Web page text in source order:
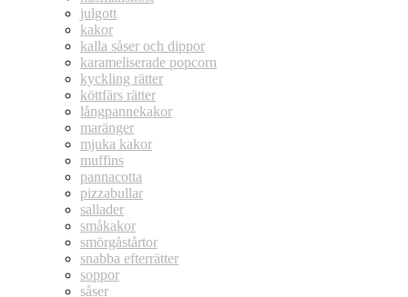
julgott
kakor
kalla såser och dippor
karameliserade popcorn
kyckling rätter
köttfärs rätter
långpannekakor
maränger
mjuka kakor
muffins
pannacotta
pizzabullar
sallader
småkakor
smörgåstårtor
snabba efterrätter
soppor
såser